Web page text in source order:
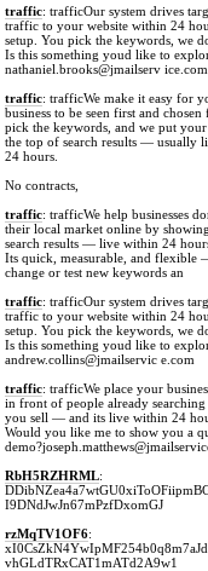
traffic: trafficOur system drives
traffic to your website within 24
setup. You pick the keywords, we
Is this something youd like to
nathaniel.brooks@jmailserv ice.com
traffic: trafficWe make it easy for
business to be seen first and chosen
pick the keywords, and we put your
the top of search results — usually
24 hours.
No contracts,
traffic: trafficWe help businesses
their local market online by
search results — live within 24
Its quick, measurable, and flexible
change or test new keywords an
traffic: trafficOur system drives
traffic to your website within 24
setup. You pick the keywords, we
Is this something youd like to
andrew.collins@jmailservic e.com
traffic: trafficWe place your
in front of people already
you sell — and its live within 24
Would you like me to show you a
RbH5RZHRML:
I9DNdJwJn67mPzfDxomGJ
rzMqTV1OF6:
vhGLdTRxCAT1mATd2A9w1